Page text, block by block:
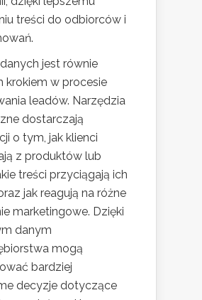
treści do odbiorców i
jest równie
krokiem w procesie
leadów. Narzędzia
dostarczają
o tym, jak klienci
z produktów lub
treści przyciągają ich
jak reagują na różne
marketingowe. Dzięki
danym
mogą
bardziej
decyzje dotyczące